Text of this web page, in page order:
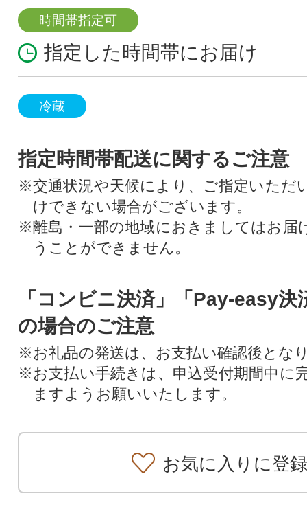
時間帯指定可
指定した時間帯にお届け
冷蔵
指定時間帯配送に関するご注意
※交通状況や天候により、ご指定いただ
けできない場合がございます。
※離島・一部の地域におきましてはお届
うことができません。
「コンビニ決済」「Pay-easy決
の場合のご注意
※お礼品の発送は、お支払い確認後とな
※お支払い手続きは、申込受付期間中に
ますようお願いいたします。
お気に入りに登録